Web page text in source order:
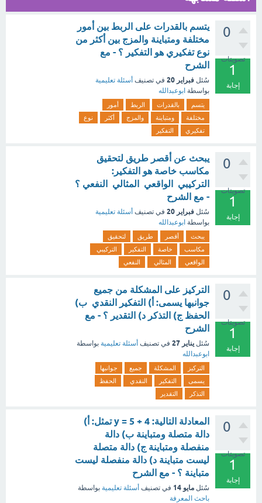
0
تصويتات
1
إجابة
يتسم بالقدرات على الربط بين أمور
مختلفة ومتباينة والمزج بين أكثر من
نوع تفكيري هو التفكير ؟ - مع
الشرح
سُئل فبراير 20 في تصنيف أسئلة تعليمية
بواسطة ابوعبدالله
يتسم بالقدرات الربط
أمور
مختلفة
ومتباينة والمزج أكثر
نوع
تفكيري
التفكير
0
تصويتات
1
إجابة
يبحث عن أقصر طريق لتحقيق
مكاسب خاصة هو التفكير:
التركيبي الواقعي المثالي النفعي ؟
- مع الشرح
سُئل فبراير 20 في تصنيف أسئلة تعليمية
بواسطة ابوعبدالله
يبحث أقصر طريق
لتحقيق
مكاسب
خاصة التفكير
التركيبي
الواقعي
المثالي النفعي
0
تصويتات
1
إجابة
التركيز على المشكلة من جميع
جوانبها يسمى: أ) التفكير النقدي ب)
الحفظ ج) التذكر د) التقدير ؟ - مع
الشرح
سُئل يناير 27 في تصنيف أسئلة تعليمية بواسطة
ابوعبدالله
التركيز المشكلة جميع
جوانبها
يسمى
التفكير النقدي
الحفظ
التذكر
التقدير
0
تصويتات
1
إجابة
المعادلة التالية: 4 + 5 = y تمثل: أ)
دالة متصلة ومتباينة ب) دالة
منفصلة ومتباينة ج) دالة متصلة
ليست متباينة د) دالة منفصلة ليست
متباينة ؟ - مع الشرح
سُئل مايو 14 في تصنيف أسئلة تعليمية بواسطة
باحث المعرفة